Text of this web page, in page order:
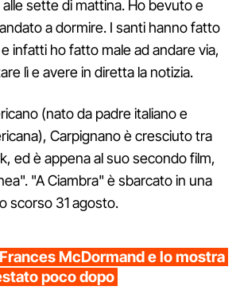
sette di mattina. Ho bevuto e
a dormire. I santi hanno fatto
infatti ho fatto male ad andare via,
lì e avere in diretta la notizia.
(nato da padre italiano e
Carpignano è cresciuto tra
ed è appena al suo secondo film,
"A Ciambra" è sbarcato in una
scorso 31 agosto.
McDormand e lo mostra
poco dopo